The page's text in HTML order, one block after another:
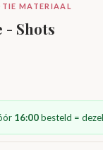
MATERIAAL
- Shots
16:00besteld =